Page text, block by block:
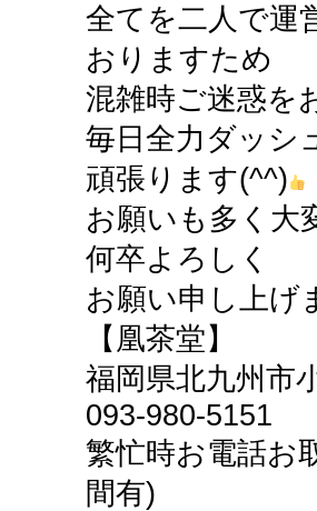
全てを二人で運
おりますため
混雑時ご迷惑を
毎日全力ダッシ
頑張ります(^^)
お願いも多く大
何卒よろしく
お願い申し上げ
【凰茶堂】
福岡県北九州市
093-980-5151
繁忙時お電話お
間有)